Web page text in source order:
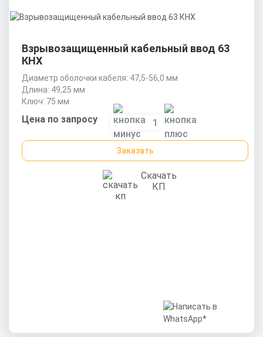
Взрывозащищенный кабельный ввод 63
КНХ
Диаметр оболочки кабеля: 47,5-56,0 мм
Длина: 49,25 мм
Ключ: 75 мм
Цена по запросу
Заказать
Скачать
КП